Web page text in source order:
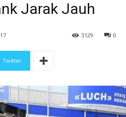
Jarak Jauh
0
3129
Twitter